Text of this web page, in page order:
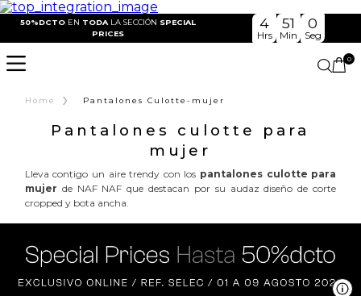
50%DCTO EN TODA LA SECCIÓN SPECIAL
PRICES
4
Hrs
51
Min
0
Seg
0
Home › Pantalones Culotte-mujer
Pantalones culotte para
mujer
Lleva contigo un aire trendy con los pantalones culotte para
mujer de NAF NAF que destacan por su audaz diseño de corte
cropped y bota ancha.